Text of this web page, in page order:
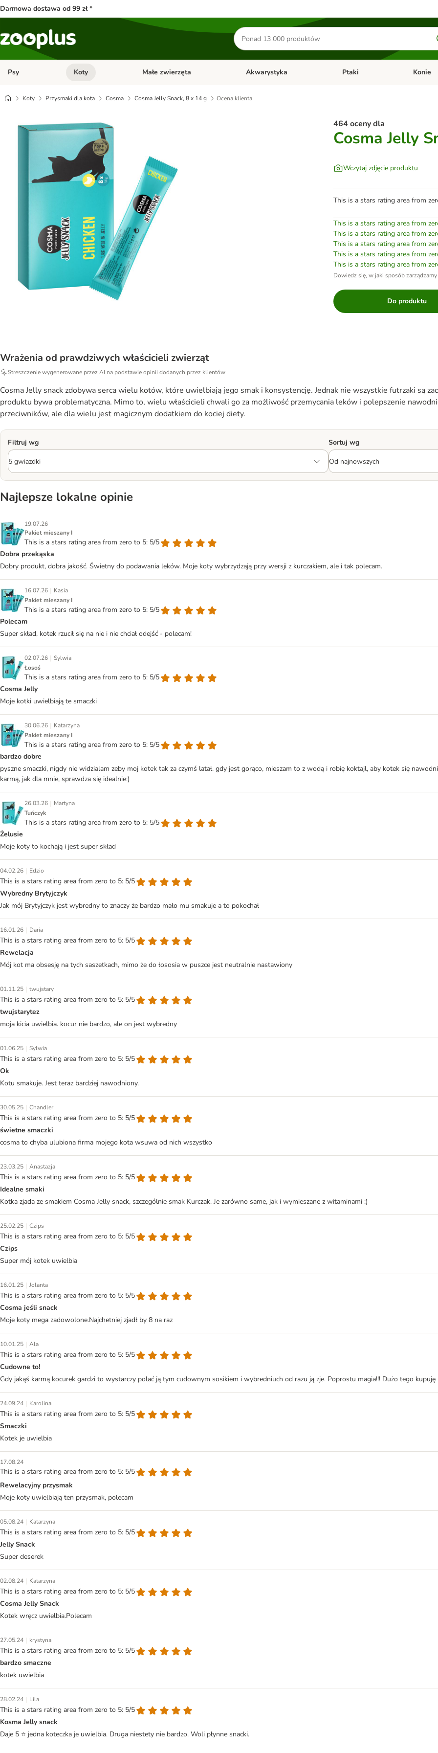
Darmowa dostawa od 99 zł *
Szukaj
produktów
Psy Otwórz menu kategorii: Psy
Koty Otwórz menu kategorii: Koty
Małe zwierzęta Otwórz menu kategorii: Małe zwierzęta
Akwarystyka Otwórz menu kategorii:
Ptaki Otwórz
Konie
Koty Przysmaki dla kota Cosma Cosma Jelly Snack, 8 x 14 g Ocena klienta
464 oceny dla
Cosma Jelly
Wczytaj zdjęcie produktu
This is a stars rating area from
This is a stars rating area from
This is a stars rating area from
This is a stars rating area from
This is a stars rating area from
This is a stars rating area from
Dowiedz się, w jaki sposób
Do produktu
Wrażenia od prawdziwych właścicieli zwierząt
Streszczenie wygenerowane przez AI na podstawie opinii dodanych przez klientów
Cosma Jelly snack zdobywa serca wielu kotów, które uwielbiają jego smak i konsystencję. Jednak nie wszystkie futrzaki są
produktu bywa problematyczna. Mimo to, wielu właścicieli chwali go za możliwość przemycania leków i polepszenie
przeciwników, ale dla wielu jest magicznym dodatkiem do kociej diety.
Filtruj wg Sortuj wg
Najlepsze lokalne opinie
19.07.26
Pakiet mieszany I
This is a stars rating area from zero to 5: 5/5
Dobra przekąska
Dobry produkt, dobra jakość. Świetny do podawania leków. Moje koty wybrzydzają przy wersji z kurczakiem, ale i tak polecam.
16.07.26 | Kasia
Pakiet mieszany I
This is a stars rating area from zero to 5: 5/5
Polecam
Super skład, kotek rzucił się na nie i nie chciał odejść - polecam!
02.07.26 | Sylwia
Łosoś
This is a stars rating area from zero to 5: 5/5
Cosma Jelly
Moje kotki uwielbiają te smaczki
30.06.26 | Katarzyna
Pakiet mieszany I
This is a stars rating area from zero to 5: 5/5
bardzo dobre
pyszne smaczki, nigdy nie widzialam zeby moj kotek tak za czymś latał. gdy jest gorąco, mieszam to z wodą i robię koktajl, aby kotek się
karmą, jak dla mnie, sprawdza się idealnie:)
26.03.26 | Martyna
Tuńczyk
This is a stars rating area from zero to 5: 5/5
Żelusie
Moje koty to kochają i jest super skład
04.02.26 | Edzio
This is a stars rating area from zero to 5: 5/5
Wybredny Brytyjczyk
Jak mój Brytyjczyk jest wybredny to znaczy że bardzo mało mu smakuje a to pokochał
16.01.26 | Daria
This is a stars rating area from zero to 5: 5/5
Rewelacja
Mój kot ma obsesję na tych saszetkach, mimo że do łososia w puszce jest neutralnie nastawiony
01.11.25 | twujstary
This is a stars rating area from zero to 5: 5/5
twujstarytez
moja kicia uwielbia. kocur nie bardzo, ale on jest wybredny
01.06.25 | Sylwia
This is a stars rating area from zero to 5: 5/5
Ok
Kotu smakuje. Jest teraz bardziej nawodniony.
30.05.25 | Chandler
This is a stars rating area from zero to 5: 5/5
świetne smaczki
cosma to chyba ulubiona firma mojego kota wsuwa od nich wszystko
23.03.25 | Anastazja
This is a stars rating area from zero to 5: 5/5
Idealne smaki
Kotka zjada ze smakiem Cosma Jelly snack, szczególnie smak Kurczak. Je zarówno same, jak i wymieszane z witaminami :)
25.02.25 | Czips
This is a stars rating area from zero to 5: 5/5
Czips
Super mój kotek uwielbia
16.01.25 | Jolanta
This is a stars rating area from zero to 5: 5/5
Cosma jeśli snack
Moje koty mega zadowolone.Najchetniej zjadł by 8 na raz
10.01.25 | Ala
This is a stars rating area from zero to 5: 5/5
Cudowne to!
Gdy jakąś karmą kocurek gardzi to wystarczy polać ją tym cudownym sosikiem i wybredniuch od razu ją zje. Poprostu magia!!! Dużo tego
24.09.24 | Karolina
This is a stars rating area from zero to 5: 5/5
Smaczki
Kotek je uwielbia
17.08.24
This is a stars rating area from zero to 5: 5/5
Rewelacyjny przysmak
Moje koty uwielbiają ten przysmak, polecam
05.08.24 | Katarzyna
This is a stars rating area from zero to 5: 5/5
Jelly Snack
Super deserek
02.08.24 | Katarzyna
This is a stars rating area from zero to 5: 5/5
Cosma Jelly Snack
Kotek wręcz uwielbia.Polecam
27.05.24 | krystyna
This is a stars rating area from zero to 5: 5/5
bardzo smaczne
kotek uwielbia
28.02.24 | Lila
This is a stars rating area from zero to 5: 5/5
Kosma Jelly snack
Daje 5 ⭐️ jedna koteczka je uwielbia. Druga niestety nie bardzo. Woli płynne snacki.